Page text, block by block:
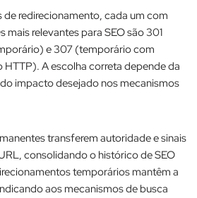
redirecionamento, cada um com
relevantes para SEO são 301
e 307 (temporário com
A escolha correta depende da
impacto desejado nos mecanismos
transferem autoridade e sinais
consolidando o histórico de SEO
temporários mantêm a
aos mecanismos de busca